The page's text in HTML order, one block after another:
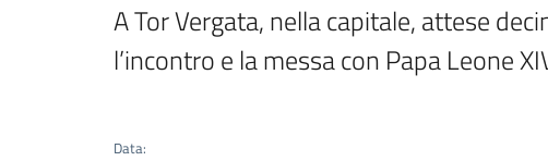
A Tor Vergata, nella capitale, attese
l’incontro e la messa con Papa Leone
Data: